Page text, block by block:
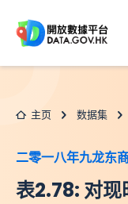
主页 数据集
二零一八年九龙东
表2.78: 对现